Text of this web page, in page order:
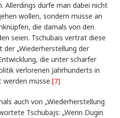
Allerdings dürfe man dabei nicht
wollen, sondern müsse an
die damals von den
seien. Tschubais vertrat diese
„Wiederherstellung der
die unter scharfer
verlorenen Jahrhunderts in
müsse.[7]
auch von „Wiederherstellung
Tschubajs: „Wenn Dugin